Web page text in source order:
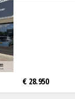
€ 28.950